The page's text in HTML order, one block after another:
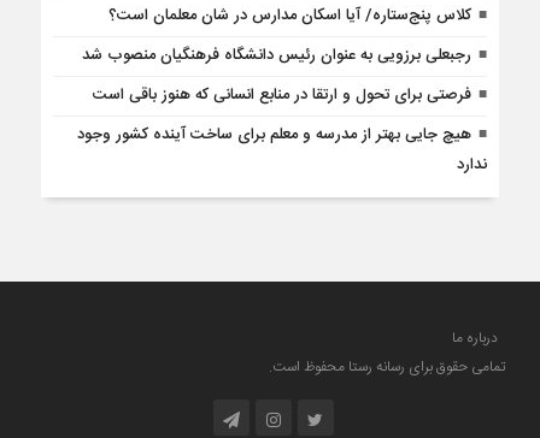
کلاس پنج‌ستاره/ آیا اسکان مدارس در شان معلمان است؟
رجبعلی برزویی به عنوان رئیس دانشگاه فرهنگیان منصوب شد
فرصتی برای تحول و ارتقا در منابع انسانی که هنوز باقی است
هیچ جایی بهتر از مدرسه و معلم برای ساخت آینده کشور وجود
ندارد
درباره ما
تمامی حقوق برای رسانه رستا محفوظ است.